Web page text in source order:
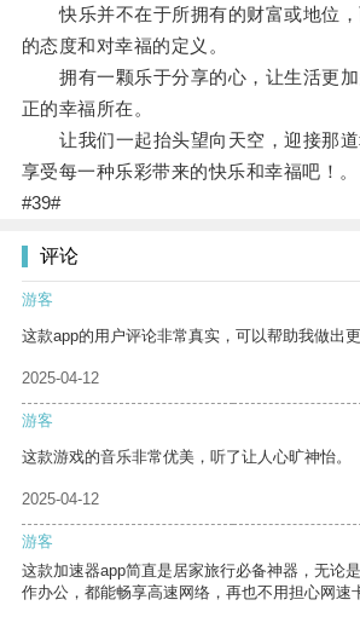
快乐并不在于所拥有的财富或地位，
的态度和对幸福的定义。
拥有一颗乐于分享的心，让生活更加
正的幸福所在。
让我们一起抬头望向天空，迎接那道
享受每一种乐彩带来的快乐和幸福吧！。
#39#
评论
游客
这款app的用户评论非常真实，可以帮助我做出更
2025-04-12
游客
这款游戏的音乐非常优美，听了让人心旷神怡。
2025-04-12
游客
这款加速器app简直是居家旅行必备神器，无论
作办公，都能畅享高速网络，再也不用担心网速